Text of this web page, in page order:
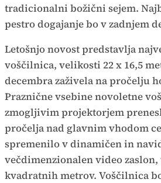
tradicionalni božični sejem.
pestro dogajanje bo v zadnjem
Letošnjo novost predstavlja
voščilnica, velikosti 22 x 16,5
decembra zaživela na pročelju
Praznične vsebine novoletne
zmogljivim projektorjem
pročelja nad glavnim vhodom
spremenilo v dinamičen in
večdimenzionalen video
kvadratnih metrov. Voščilnica